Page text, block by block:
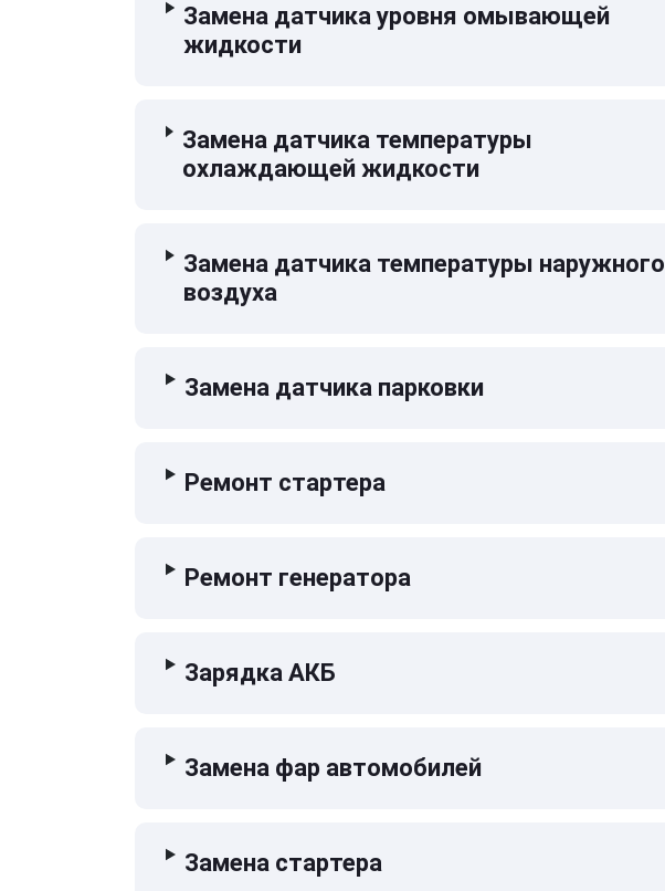
Замена датчика уровня омывающей
жидкости
Замена датчика температуры
охлаждающей жидкости
Замена датчика температуры наружного
воздуха
Замена датчика парковки
Ремонт стартера
Ремонт генератора
Зарядка АКБ
Замена фар автомобилей
Замена стартера